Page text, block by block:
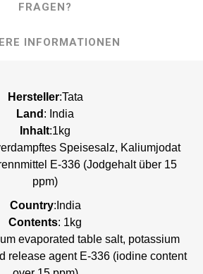
FRAGEN?
INFORMATIONEN
Hersteller:Tata
Land : India
Inhalt:1kg
Speisesalz, Kaliumjodat
E-336 (Jodgehalt über 15
ppm)
Country:India
Contents: 1kg
evaporated table salt, potassium
release agent E-336 (iodine content